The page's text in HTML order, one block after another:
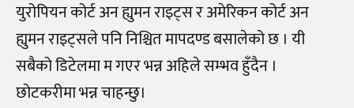
युरोपियन कोर्ट अन ह्युमन राइट्स र अमेरिकन कोर्ट अन
ह्युमन राइट्सले पनि निश्चित मापदण्ड बसालेको छ । यी
सबैको डिटेलमा म गएर भन्न अहिले सम्भव हुँदैन ।
छोटकरीमा भन्न चाहन्छु।